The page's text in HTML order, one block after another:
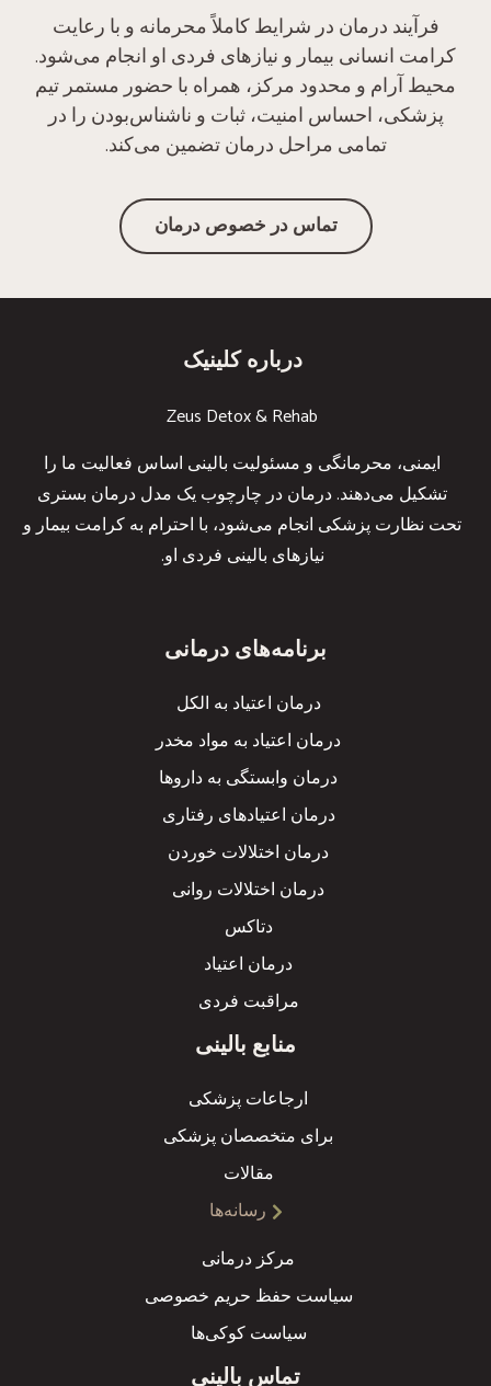
فرآیند درمان در شرایط کاملاً محرمانه و با رعایت
کرامت انسانی بیمار و نیازهای فردی او انجام می‌شود.
محیط آرام و محدود مرکز، همراه با حضور مستمر تیم
پزشکی، احساس امنیت، ثبات و ناشناس‌بودن را در
تمامی مراحل درمان تضمین می‌کند.
تماس در خصوص درمان
درباره کلینیک
Zeus Detox & Rehab
ایمنی، محرمانگی و مسئولیت بالینی اساس فعالیت ما را
تشکیل می‌دهند. درمان در چارچوب یک مدل درمان بستری
تحت نظارت پزشکی انجام می‌شود، با احترام به کرامت بیمار و
نیازهای بالینی فردی او.
برنامه‌های درمانی
درمان اعتیاد به الکل
درمان اعتیاد به مواد مخدر
درمان وابستگی به داروها
درمان اعتیادهای رفتاری
درمان اختلالات خوردن
درمان اختلالات روانی
دتاکس
درمان اعتیاد
مراقبت فردی
منابع بالینی
ارجاعات پزشکی
برای متخصصان پزشکی
مقالات
رسانه‌ها
مرکز درمانی
سیاست حفظ حریم خصوصی
سیاست کوکی‌ها
تماس بالینی